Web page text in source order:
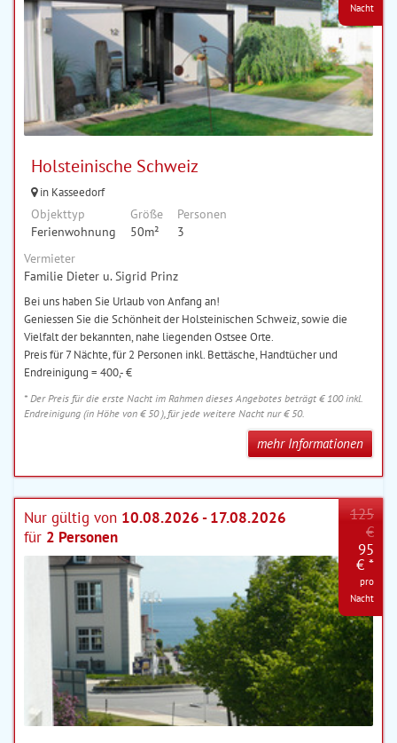
Holsteinische Schweiz
in Kasseedorf
Objekttyp
Ferienwohnung
Größe
50m²
Personen
3
Nacht
Vermieter
Familie Dieter u. Sigrid Prinz
Bei uns haben Sie Urlaub von Anfang an!
Geniessen Sie die Schönheit der Holsteinischen Schweiz, sowie die
Vielfalt der bekannten, nahe liegenden Ostsee Orte.
Preis für 7 Nächte, für 2 Personen inkl. Bettäsche, Handtücher und
Endreinigung = 400,- €
* Der Preis für die erste Nacht im Rahmen dieses Angebotes beträgt € 100 inkl.
Endreinigung (in Höhe von € 50 ), für jede weitere Nacht nur € 50.
mehr Informationen
Nur gültig von 10.08.2026 - 17.08.2026
für 2 Personen
125
€
95
€ *
pro
Nacht